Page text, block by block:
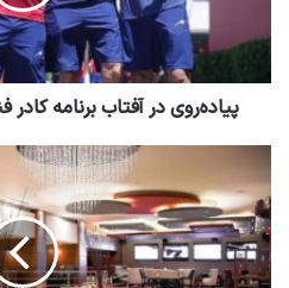
پیاده‌روی در آفتاب برنامه